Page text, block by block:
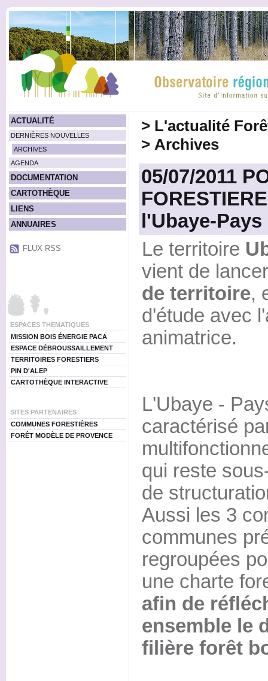
ACTUALITÉ
DERNIÈRES NOUVELLES
ARCHIVES
AGENDA
DOCUMENTATION
CARTOTHÈQUE
LIENS
ANNUAIRES
FLUX RSS
ESPACES THEMATIQUES
MISSION BOIS ÉNERGIE PACA
ESPACE DÉBROUSSAILLEMENT
TERRITOIRES FORESTIERS
PIN D'ALEP
CARTOTHÈQUE INTERACTIVE
SITES PARTENAIRES
COMMUNES FORESTIÈRES
FORÊT MODÈLE DE PROVENCE
> L'actualité
> Archives
05/07/2011
l'Ubaye-
Le territoire
vient de
de territoire,
d'étude avec
animatrice.
L'Ubaye -
caractérisé
qui reste
de
Aussi les 3
communes
regroupées
une charte
afin de
ensemble le
filière forêt